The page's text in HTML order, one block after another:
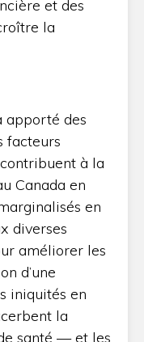
et des
la
apporté des
facteurs
à la
Canada en
en
diverses
améliorer les
d’une
iniquités en
la
santé — et les